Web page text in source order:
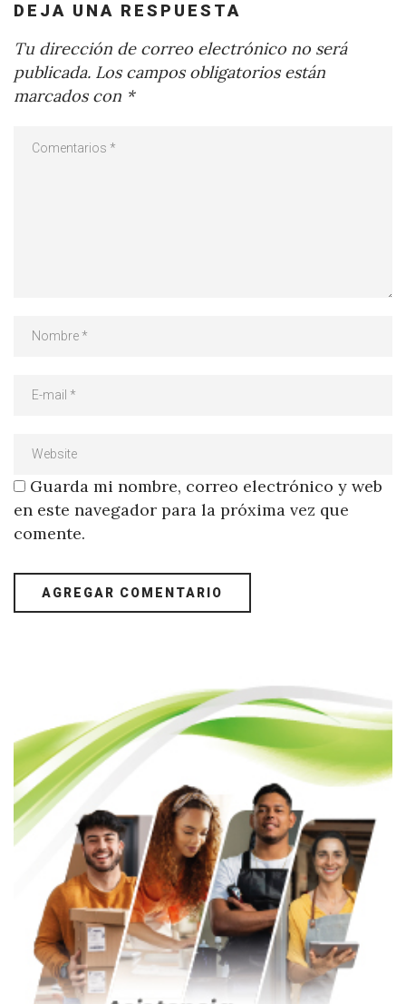
DEJA UNA RESPUESTA
Tu dirección de correo electrónico no será
publicada. Los campos obligatorios están
marcados con *
Guarda mi nombre, correo electrónico y web
en este navegador para la próxima vez que
comente.